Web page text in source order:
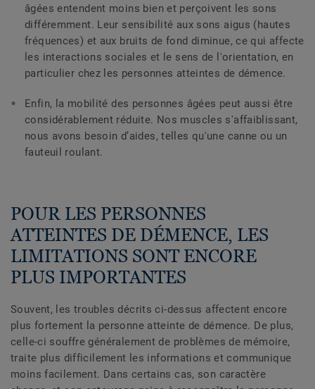
âgées entendent moins bien et perçoivent les sons
différemment. Leur sensibilité aux sons aigus (hautes
fréquences) et aux bruits de fond diminue, ce qui affecte
les interactions sociales et le sens de l'orientation, en
particulier chez les personnes atteintes de démence.
Enfin, la mobilité des personnes âgées peut aussi être
considérablement réduite. Nos muscles s'affaiblissant,
nous avons besoin d’aides, telles qu'une canne ou un
fauteuil roulant.
POUR LES PERSONNES
ATTEINTES DE DÉMENCE, LES
LIMITATIONS SONT ENCORE
PLUS IMPORTANTES
Souvent, les troubles décrits ci-dessus affectent encore
plus fortement la personne atteinte de démence. De plus,
celle-ci souffre généralement de problèmes de mémoire,
traite plus difficilement les informations et communique
moins facilement. Dans certains cas, son caractère